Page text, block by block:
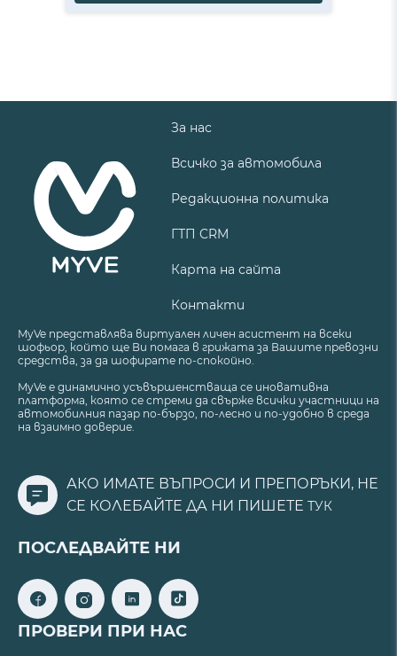
За нас
Всичко за автомобила
Редакционна политика
ГТП CRM
Карта на сайта
Контакти
MyVe представлява виртуален личен асистент на всеки
шофьор, който ще Ви помага в грижата за Вашите превозни
средства, за да шофирате по-спокойно.
MyVe е динамично усъвършенстваща се иновативна
платформа, която се стреми да свърже всички участници на
автомобилния пазар по-бързо, по-лесно и по-удобно в среда
на взаимно доверие.
АКО ИМАТЕ ВЪПРОСИ И ПРЕПОРЪКИ, НЕ
СЕ КОЛЕБАЙТЕ ДА НИ ПИШЕТЕ ТУК
ПОСЛЕДВАЙТЕ НИ
ПРОВЕРИ ПРИ НАС